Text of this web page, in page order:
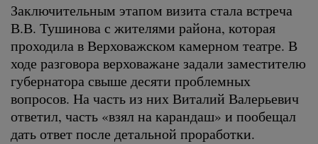
Заключительным этапом визита стала встреча
В.В. Тушинова с жителями района, которая
проходила в Верховажском камерном театре. В
ходе разговора верховажане задали заместителю
губернатора свыше десяти проблемных
вопросов. На часть из них Виталий Валерьевич
ответил, часть «взял на карандаш» и пообещал
дать ответ после детальной проработки.